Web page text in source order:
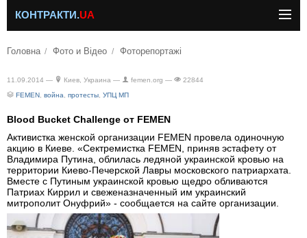
КОНТРАКТИ.UA
Головна Фото и Відео Фоторепортажі
11.09.2014 — Киев, Украина — femen.org —
22844
FEMEN война протесты УПЦ МП
Blood Bucket Challenge от FEMEN
Активистка женской организации FEMEN провела одиночную
акцию в Киеве. «Сектремистка FEMEN, приняв эстафету от
Владимира Путина, облилась ледяной украинской кровью на
территории Киево-Печерской Лавры московского патриархата.
Вместе с Путиным украинской кровью щедро обливаются
Патриах Киррил и свеженазначенный им украинский
митрополит Онуфрий» - сообщается на сайте организации.